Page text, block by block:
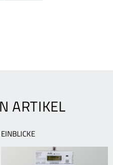
ARTIKEL
EINBLICKE